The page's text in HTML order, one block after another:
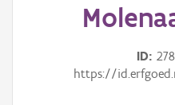
ID
https://